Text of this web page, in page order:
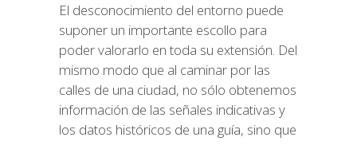
El desconocimiento del entorno puede
suponer un importante escollo para
poder valorarlo en toda su extensión. Del
mismo modo que al caminar por las
calles de una ciudad, no sólo obtenemos
información de las señales indicativas y
los datos históricos de una guía, sino que